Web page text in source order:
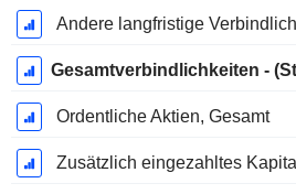
Andere langfristige
Ordentliche Aktien, Gesamt
Zusätzlich eingezahltes Kapital